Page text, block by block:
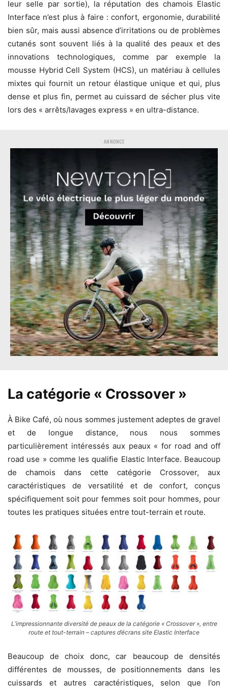
leur selle par sortie), la réputation des chamois Elastic
Interface n’est plus à faire : confort, ergonomie, durabilité
bien sûr, mais aussi absence d’irritations ou de problèmes
cutanés sont souvent liés à la qualité des peaux et des
innovations technologiques, comme par exemple la
mousse Hybrid Cell System (HCS), un matériau à cellules
mixtes qui fournit un retour élastique unique et qui, plus
dense et plus fin, permet au cuissard de sécher plus vite
lors des « arrêts/lavages express » en ultra-distance.
ANNONCE
La catégorie « Crossover »
À Bike Café, où nous sommes justement adeptes de gravel
et de longue distance, nous nous sommes
particulièrement intéressés aux peaux « for road and off
road use » comme les qualifie Elastic Interface. Beaucoup
de chamois dans cette catégorie Crossover, aux
caractéristiques de versatilité et de confort, conçus
spécifiquement soit pour femmes soit pour hommes, pour
toutes les pratiques situées entre tout-terrain et route.
L’impressionnante diversité de peaux de la catégorie « Crossover », entre
route et tout-terrain – captures d’écrans site Elastic Interface
Beaucoup de choix donc, car beaucoup de densités
différentes de mousses, de positionnements dans les
cuissards et autres caractéristiques, selon que l’on